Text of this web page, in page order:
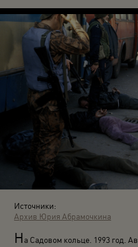
Источники:
Архив Юрия Абрамочкина
На Садовом кольце. 1993 год.